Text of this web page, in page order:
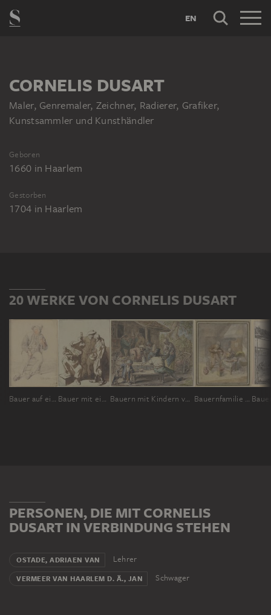
EN
CORNELIS DUSART
Maler, Genremaler, Zeichner, Radierer, Grafiker,
Kunstsammler und Kunsthändler
Geboren
1660 in Haarlem
Gestorben
1704 in Haarlem
20 WERKE VON CORNELIS DUSART
Bauer auf einem Stuhl, nach links gewandt Bauer mit einem Glas zwischen zwei Frauen, die eine mit einem Kind, die andere mit einem Korb Bauern mit Kindern vor einem Haus Bauernfamilie mit zwei Kindern bei der Mahlzeit
PERSONEN, DIE MIT CORNELIS
DUSART IN VERBINDUNG STEHEN
OSTADE, ADRIAEN VAN Lehrer
VERMEER VAN HAARLEM D. Ä., JAN Schwager